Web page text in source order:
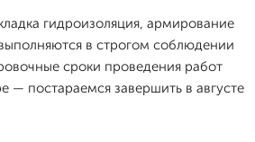
гидроизоляция, армирование
в строгом соблюдении
сроки проведения работ
постараемся завершить в августе